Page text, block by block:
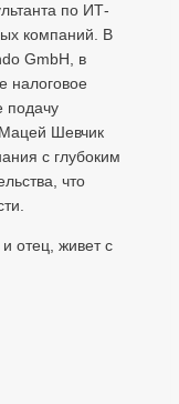
по ИТ-
компаний. В
GmbH, в
налоговое
подачу
Шевчик
с глубоким
что
отец, живет с